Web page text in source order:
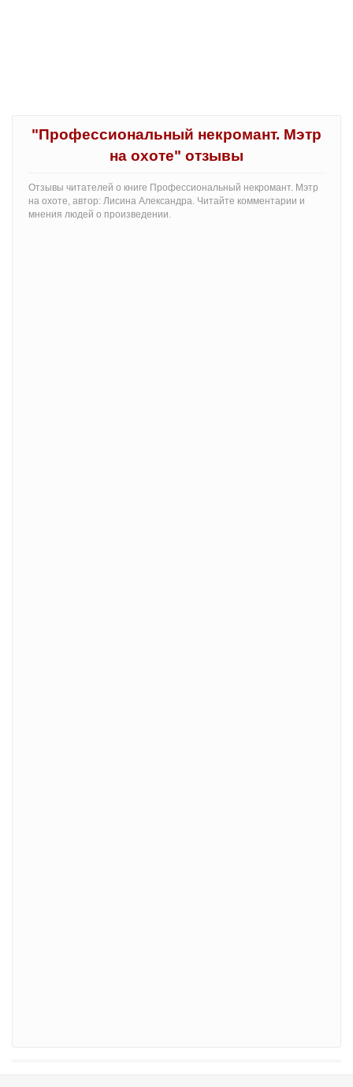
"Профессиональный некромант. Мэтр
на охоте" отзывы
Отзывы читателей о книге Профессиональный некромант. Мэтр
на охоте, автор: Лисина Александра. Читайте комментарии и
мнения людей о произведении.